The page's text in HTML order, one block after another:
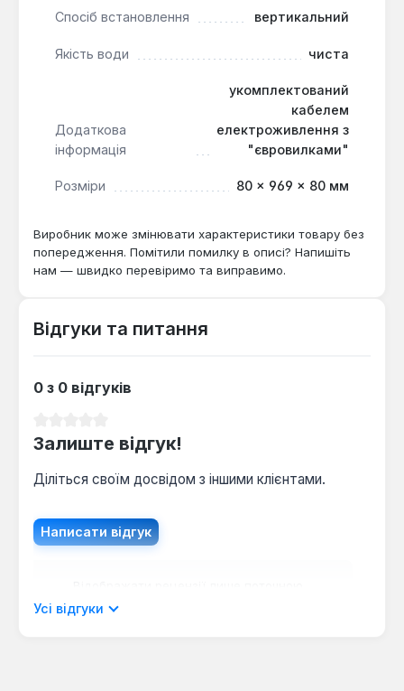
метрів з "євровилкою" спрощує монтаж та
підключення насоса до електромережі,
дозволяючи занурювати його на глибину до 40
Цей насос є оптимальним рішенням для організації
автономного водопостачання приватних будинків,
дач, фермерських господарств, а також для
зрошення невеликих ділянок. Він підходить для
подача чистої води з температурою до +35°С та
мінімальним вмістом механічних домішок.
Спосіб встановлення вертикальний
Якість води чиста
Додаткова
інформація
укомплектований
кабелем
електроживлення з
"євровилками"
Розміри 80 × 969 × 80 мм
Виробник може змінювати характеристики товару без
попередження. Помітили помилку в описі? Напишіть
нам — швидко перевіримо та виправимо.
Відгуки та питання
0 з 0 відгуків
Залиште відгук!
Діліться своїм досвідом з іншими клієнтами.
Написати відгук
мовою.
Усі відгуки